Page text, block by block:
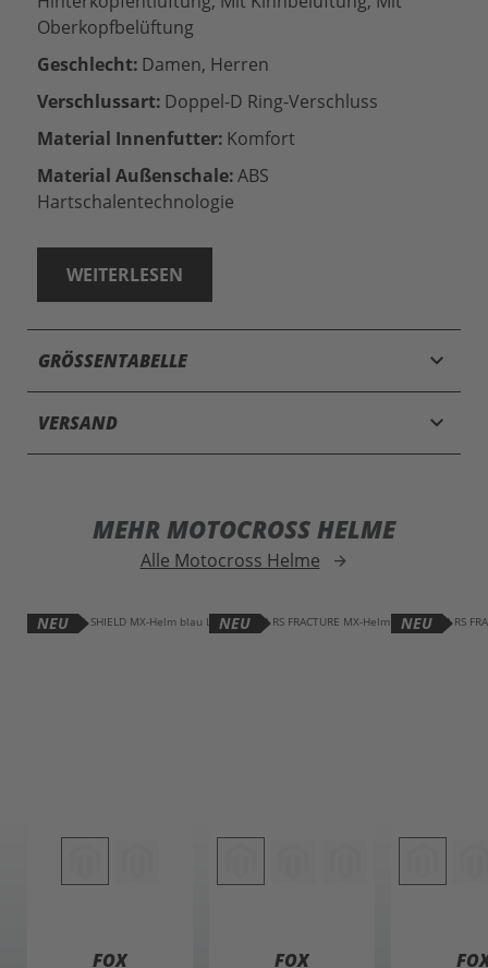
Oberkopfbelüftung
Geschlecht: Damen, Herren
Verschlussart: Doppel-D Ring-Verschluss
Material Innenfutter: Komfort
Material Außenschale:ABS
Hartschalentechnologie
WEITERLESEN
GRÖSSENTABELLE keyboard_arrow_down
VERSAND keyboard_arrow_down
MEHR MOTOCROSS HELME
Alle Motocross Helme arrow_forward
NEU
FOX
NEU
FOX
NEU